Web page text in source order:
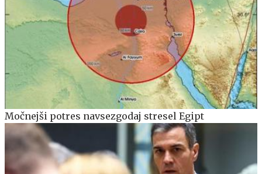
Močnejši potres navsezgodaj stresel Egipt